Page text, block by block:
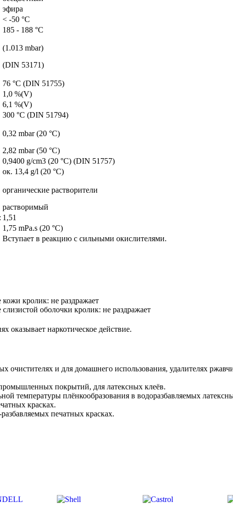
эфира
< -50 °C
185 - 188 °C
(1.013 mbar)
(DIN 53171)
76 °C (DIN 51755)
1,0 %(V)
6,1 %(V)
300 °C (DIN 51794)
0,32 mbar (20 °C)
2,82 mbar (50 °C)
0,9400 g/cm3 (20 °C) (DIN 51757)
ок. 13,4 g/l (20 °C)
органические растворители
растворимый
1,51
1,75 mPa.s (20 °C)
Вступает в реакцию с сильными окислителями.
кролик: не раздражает
оболочки кролик: не раздражает
оказывает наркотическое действие.
и для домашнего использования, удалителях
покрытий, для латексных клеёв.
температуры плёнкообразования в водоразбавляемых
красках.
печатных красках.